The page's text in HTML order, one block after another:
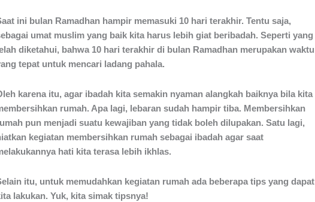
ini bulan Ramadhan hampir memasuki 10 hari terakhir. Tentu saja,
umat muslim yang baik kita harus lebih giat beribadah. Seperti yang
diketahui, bahwa 10 hari terakhir di bulan Ramadhan merupakan waktu
tepat untuk mencari ladang pahala.
karena itu, agar ibadah kita semakin nyaman alangkah baiknya bila kita
rumah. Apa lagi, lebaran sudah hampir tiba. Membersihkan
pun menjadi suatu kewajiban yang tidak boleh dilupakan. Satu lagi,
kegiatan membersihkan rumah sebagai ibadah agar saat
hati kita terasa lebih ikhlas.
itu, untuk memudahkan kegiatan rumah ada beberapa tips yang dapat
lakukan. Yuk, kita simak tipsnya!